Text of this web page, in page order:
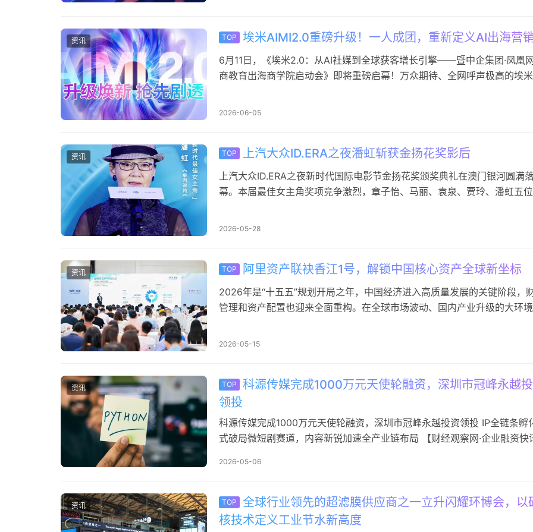
续推进外贸稳规模、优结构，推动制造业数字化转型和培育外贸新动能的
资讯 TOP 埃米AIMI2.0重磅升级！一人成团，重新定义AI出海营
6月11日，《埃米2.0：从AI社媒到全球获客增长引擎——暨中企集团·凤凰
商教育出海商学院启动会》即将重磅启幕！万众期待、全网呼声极高的埃米
始终聚焦企业出海真实难题、持续打磨产品能力。此次AIMI2.0迎来全方位
2026-06-05
资讯 TOP 上汽大众ID.ERA之夜潘虹斩获金扬花奖影后
上汽大众ID.ERA之夜新时代国际电影节金扬花奖颁奖典礼在澳门银河圆满
幕。本届最佳女主角奖项竞争激烈，章子怡、马丽、袁泉、贾玲、潘虹五位
2026-05-28
资讯 TOP 阿里资产联袂香江1号，解锁中国核心资产全球新坐标
2026年是“十五五”规划开局之年，中国经济进入高质量发展的关键阶段，
管理和资产配置也迎来全面重构。在全球市场波动、国内产业升级的大环境
商业文化研究会主办，香江1号、未来生活研究院支持，于5月13日在广州香
2026-05-15
资讯 TOP
科源传媒完成1000万元天使轮融资，深圳市冠峰永越
领投
科源传媒完成1000万元天使轮融资，深圳市冠峰永越投资领投 IP全链条孵
式破局微短剧赛道，内容新锐加速全产业链布局 【财经观察网·企业融资快
正式完成天使轮融资，融资金额为1000万元人民币，由深圳市冠峰永越投
2026-05-06
资讯 TOP
全球行业领先的超滤膜供应商之一立升闪耀环博会，以
核技术定义工业节水新高度